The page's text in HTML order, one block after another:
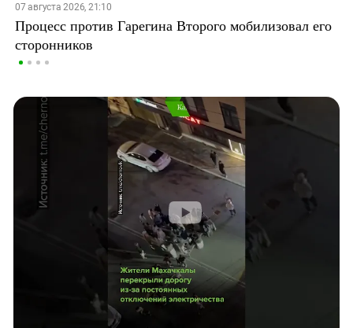
07 августа 2026, 21:10
Процесс против Гарегина Второго мобилизовал его
сторонников